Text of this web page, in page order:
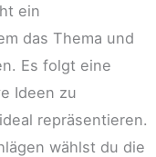
ein
das Thema und
Es folgt eine
Ideen zu
repräsentieren.
wählst du die